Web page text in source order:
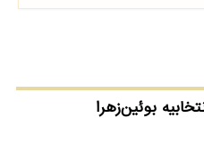
بوئین‌زهرا